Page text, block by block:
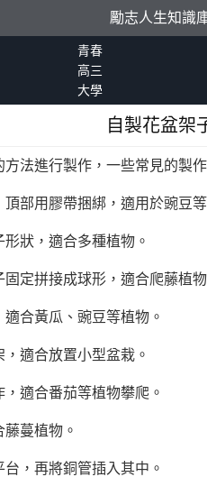
勵志人生知識
青春
高三
大學
自製花盆架
法進行製作，一些常見的製作
部用膠帶捆綁，適用於豌豆
狀，適合多種植物。
定拼接成球形，適合爬藤植物
合黃瓜、豌豆等植物。
適合放置小型盆栽。
適合番茄等植物攀爬。
蔓植物。
，再將銅管插入其中。